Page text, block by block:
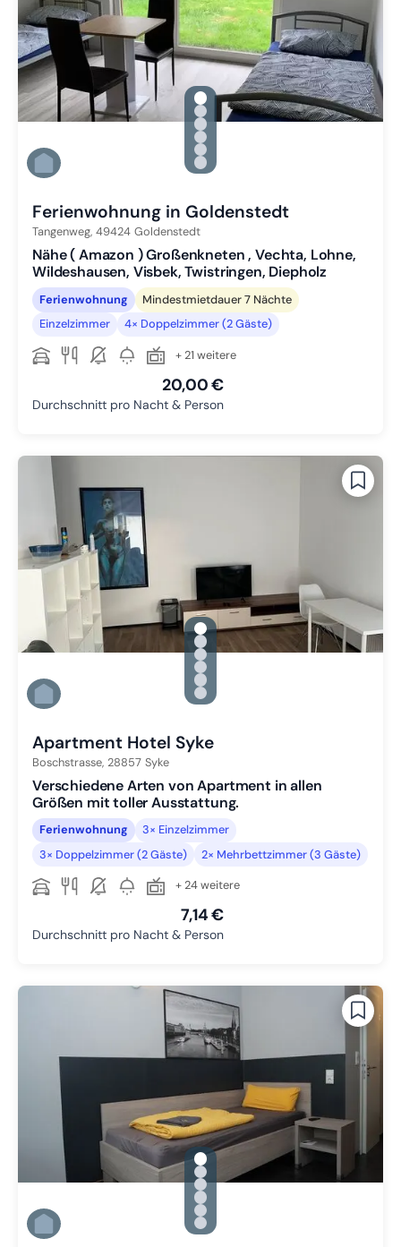
gallery.slide_selector
Zu Slide 1 wechseln
Zu Slide 2 wechseln
Zu Slide 3 wechseln
Zu Slide 4 wechseln
Zu Slide 5 wechseln
Zu Slide 6 wechseln
Ferienwohnung in Goldenstedt
Tangenweg, 49424 Goldenstedt
Nähe ( Amazon ) Großenkneten , Vechta, Lohne,
Wildeshausen, Visbek, Twistringen, Diepholz
Ferienwohnung
Mindestmietdauer 7 Nächte
Einzelzimmer
4× Doppelzimmer (2 Gäste)
+ 21 weitere
20,00 €
Durchschnitt pro Nacht & Person
gallery.slide_selector
Zu Slide 1 wechseln
Zu Slide 2 wechseln
Zu Slide 3 wechseln
Zu Slide 4 wechseln
Zu Slide 5 wechseln
Zu Slide 6 wechseln
Apartment Hotel Syke
Boschstrasse, 28857 Syke
Verschiedene Arten von Apartment in allen
Größen mit toller Ausstattung.
Ferienwohnung
3× Einzelzimmer
3× Doppelzimmer (2 Gäste)
2× Mehrbettzimmer (3 Gäste)
+ 24 weitere
7,14 €
Durchschnitt pro Nacht & Person
gallery.slide_selector
Zu Slide 1 wechseln
Zu Slide 2 wechseln
Zu Slide 3 wechseln
Zu Slide 4 wechseln
Zu Slide 5 wechseln
Zu Slide 6 wechseln